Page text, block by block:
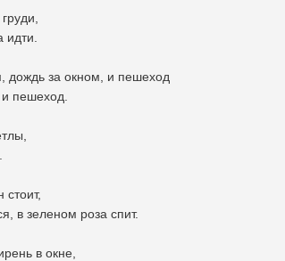
дождь за окном, и пешеход
пешеход.
стоит,
в зеленом роза спит.
в окне,